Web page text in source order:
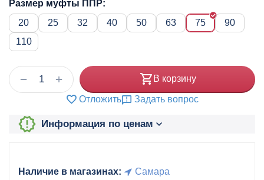
Размер муфты ППР:
20
25 32 40 50 63 75
90
110
+
− В корзину
Отложить Задать вопрос
Информация по ценам
Наличие в магазинах:
Самара